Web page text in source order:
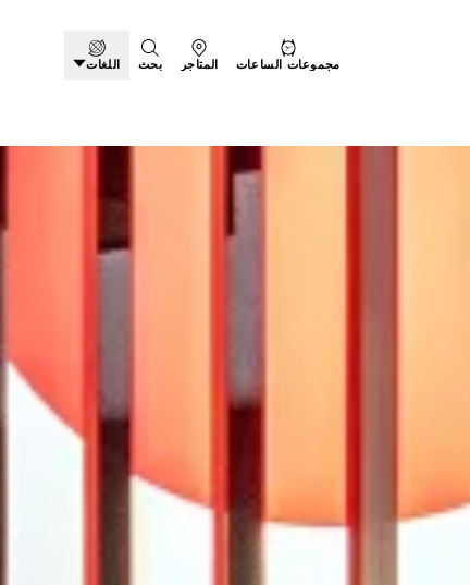
مجموعات الساعات المتاجر بحث اللغات